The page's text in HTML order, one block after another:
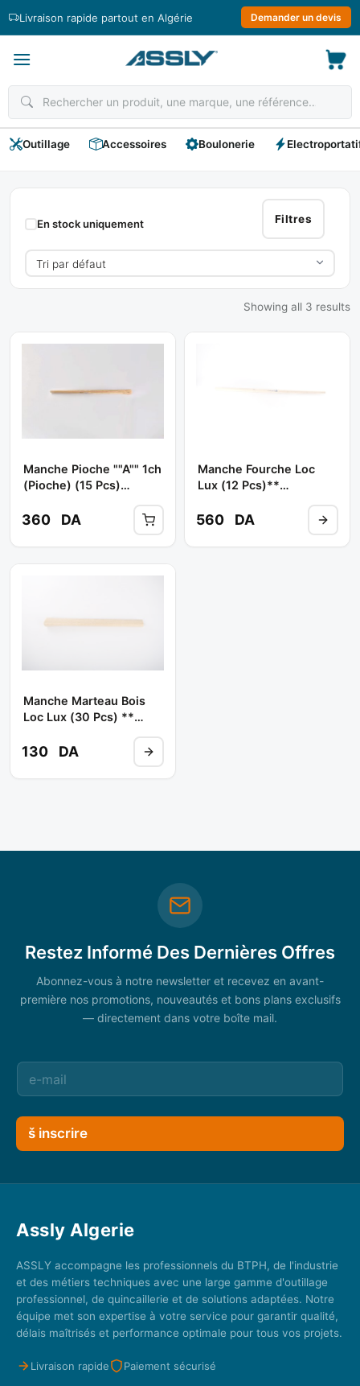
Livraison rapide partout en Algérie Demander un devis
Outillage Accessoires Boulonerie
ROBUSTA
Filtres
En stock uniquement
Showing all 3 results
Manche Pioche ""a"" 1ch
(pioche) (15 Pcs)
360 DA
Manche Fourche Loc
Lux (12 Pcs)**
560 DA
Manche Marteau Bois
Loc Lux (30 Pcs) **
130 DA
Restez Informé Des Dernières Offres
Abonnez-vous à notre newsletter et recevez en avant-
première nos promotions, nouveautés et bons plans exclusifs
— directement dans votre boîte mail.
š inscrire
Assly Algerie
ASSLY accompagne les professionnels du BTPH, de l'industrie
et des métiers techniques avec une large gamme d'outillage
professionnel, de quincaillerie et de solutions adaptées. Notre
équipe met son expertise à votre service pour garantir qualité,
délais maîtrisés et performance optimale pour tous vos projets.
Livraison rapide Paiement sécurisé